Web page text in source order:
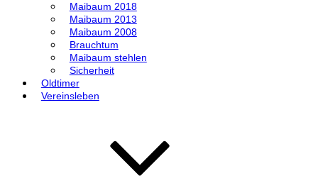
Maibaum 2018
Maibaum 2013
Maibaum 2008
Brauchtum
Maibaum stehlen
Sicherheit
Oldtimer
Vereinsleben